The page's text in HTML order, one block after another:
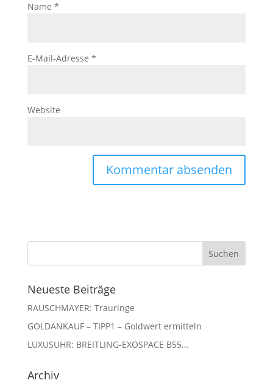
Name *
E-Mail-Adresse *
Website
Neueste Beiträge
RAUSCHMAYER: Trauringe
GOLDANKAUF – TIPP1 – Goldwert ermitteln
LUXUSUHR: BREITLING-EXOSPACE B55…
Archiv